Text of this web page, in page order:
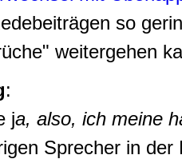
so
weitergehen
:
ja, also, ich meine
Sprecher in